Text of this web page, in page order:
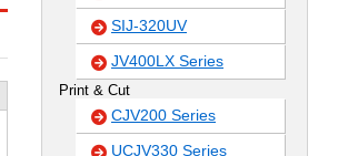
SIJ-320UV
JV400LX Series
Print & Cut
CJV200 Series
UCJV330 Series